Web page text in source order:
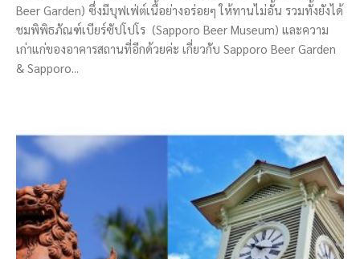
Beer Garden) ซึ่งมีบุฟเฟ่ต์เนื้อย่างอร่อยๆ ให้ทานไม่อั้น รวมทั้งยังได้
ชมพิพิธภัณฑ์เบียร์ซัปโปโร (Sapporo Beer Museum) และความ
เก่าแก่ของอาคารสถานที่อีกด้วยค่ะ เกี่ยวกับ Sapporo Beer Garden
& Sapporo...